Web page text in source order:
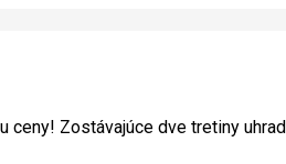
ceny! Zostávajúce dve tretiny